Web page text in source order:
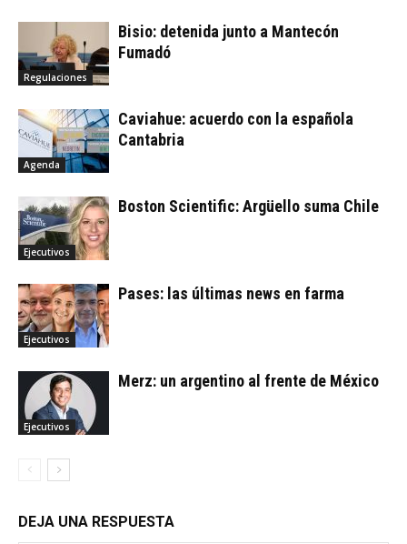
Regulaciones
Bisio: detenida junto a Mantecón
Fumadó
Agenda
Caviahue: acuerdo con la española
Cantabria
Ejecutivos
Boston Scientific: Argüello suma Chile
Ejecutivos
Pases: las últimas news en farma
Ejecutivos
Merz: un argentino al frente de México
DEJA UNA RESPUESTA